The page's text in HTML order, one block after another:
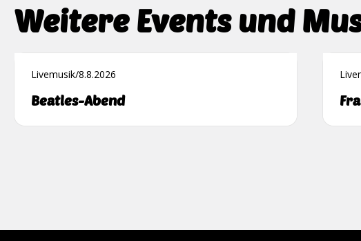
Weitere Events und
Livemusik/8.8.2026
Beatles-Abend